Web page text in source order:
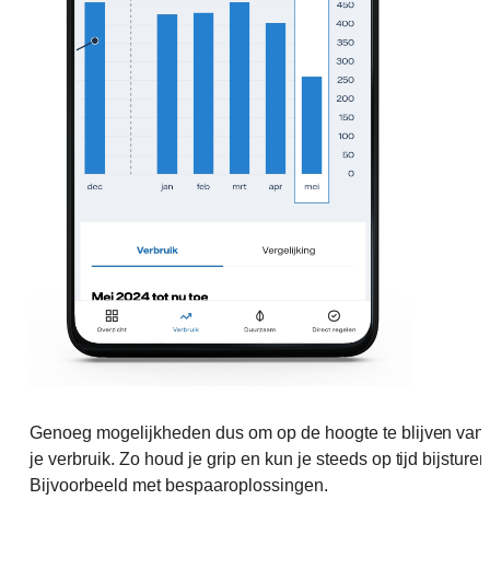
Genoeg mogelijkheden dus om op de hoogte te blijven van
je verbruik. Zo houd je grip en kun je steeds op tijd
Bijvoorbeeld met bespaaroplossingen.